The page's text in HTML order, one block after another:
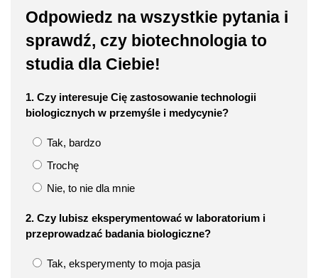
Odpowiedz na wszystkie pytania i
sprawdź, czy biotechnologia to
studia dla Ciebie!
1. Czy interesuje Cię zastosowanie technologii
biologicznych w przemyśle i medycynie?
Tak, bardzo
Trochę
Nie, to nie dla mnie
2. Czy lubisz eksperymentować w laboratorium i
przeprowadzać badania biologiczne?
Tak, eksperymenty to moja pasja